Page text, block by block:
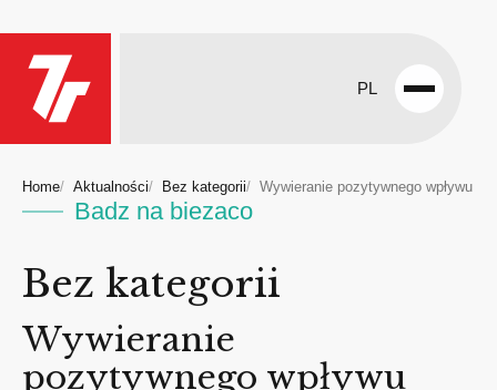
PL
Open
Home Aktualności Bez kategorii Wywieranie pozytywnego wpływu
Badz na biezaco
Bez kategorii
Wywieranie
pozytywnego wpływu